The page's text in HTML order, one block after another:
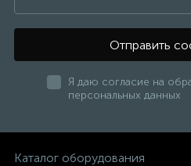
Отправить
Я даю согласие на
персональных данных
Каталог оборудования